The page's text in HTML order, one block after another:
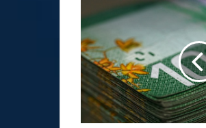
Proyecto
para
retirar
ROP
en
tractos
llega
su